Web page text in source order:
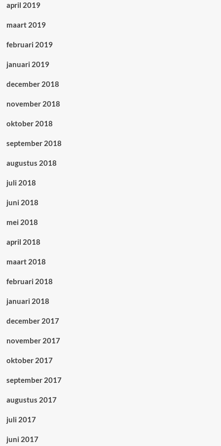
april 2019
maart 2019
februari 2019
januari 2019
december 2018
november 2018
oktober 2018
september 2018
augustus 2018
juli 2018
juni 2018
mei 2018
april 2018
maart 2018
februari 2018
januari 2018
december 2017
november 2017
oktober 2017
september 2017
augustus 2017
juli 2017
juni 2017